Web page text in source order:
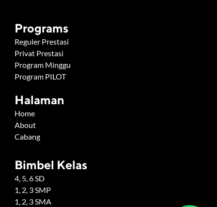
Programs
Reguler Prestasi
Privat Prestasi
Program Minggu
Program PILOT
Halaman
Home
About
Cabang
Bimbel Kelas
4, 5, 6 SD
1, 2, 3 SMP
1, 2, 3 SMA